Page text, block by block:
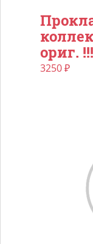
ориг. !!!
3250₽